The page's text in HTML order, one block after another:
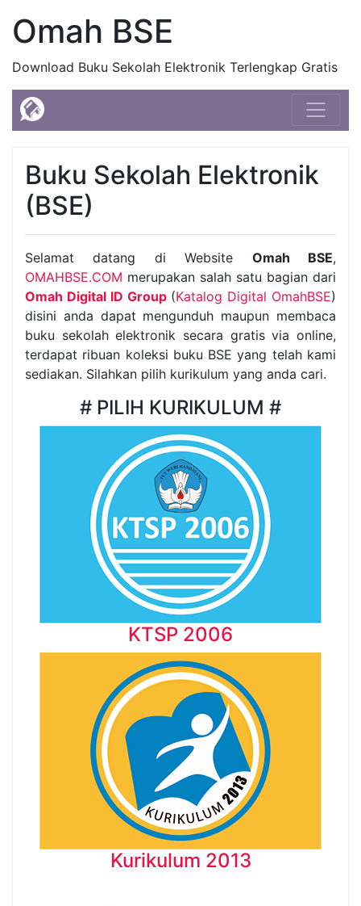
Omah BSE
Download Buku Sekolah Elektronik Terlengkap Gratis
Buku Sekolah Elektronik
(BSE)
Selamat datang di Website Omah BSE,
OMAHBSE.COM merupakan salah satu bagian dari
Omah Digital ID Group(Katalog Digital OmahBSE)
disini anda dapat mengunduh maupun membaca
buku sekolah elektronik secara gratis via online,
terdapat ribuan koleksi buku BSE yang telah kami
sediakan. Silahkan pilih kurikulum yang anda cari.
# PILIH KURIKULUM #
KTSP 2006
Kurikulum 2013